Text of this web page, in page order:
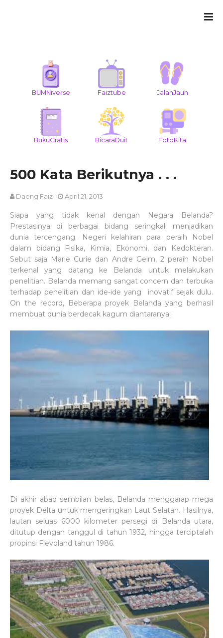
BUMNiverse Faiztube JalanJauh
BukuGratis BicaraDuit FotoKita
500 Kata Berikutnya . . .
Daeng Faiz April 21, 2013
Siapa yang tidak kenal dengan Negara Belanda?
Prestasinya di berbagai bidang seringkali menjadikan
dunia tercengang. Negeri kelahiran para peraih Nobel
dalam bidang Fisika, Kimia, Ekonomi, dan Kedokteran.
Sebut saja Marie Curie dan Andre Geim, 2 peraih Nobel
terkenal yang datang ke Belanda untuk melakukan
penelitian. Belanda memang sangat concern dan terbuka
terhadap penelitian dan ide-ide yang inovatif sejak dulu.
On the record, Beberapa proyek Belanda yang berhasil
membuat dunia berdecak kagum diantaranya :
Di akhir abad sembilan belas, Belanda menggarap mega
proyek Delta untuk mengeringkan Laut Selatan. Hasilnya,
lautan seluas 6000 kilometer persegi di Belanda utara,
ditutup dengan tanggul di tahun 1932, hingga terciptalah
propinsi Flevoland tahun 1986.